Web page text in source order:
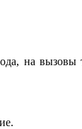
на вызовы